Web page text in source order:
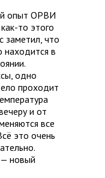
опыт ОРВИ
то этого
заметил, что
находится в
одно
проходит
и от
все
это очень
новый